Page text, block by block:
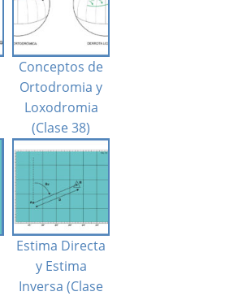
Conceptos de
Ortodromia y
Loxodromia
(Clase 38)
Estima Directa
y Estima
Inversa (Clase